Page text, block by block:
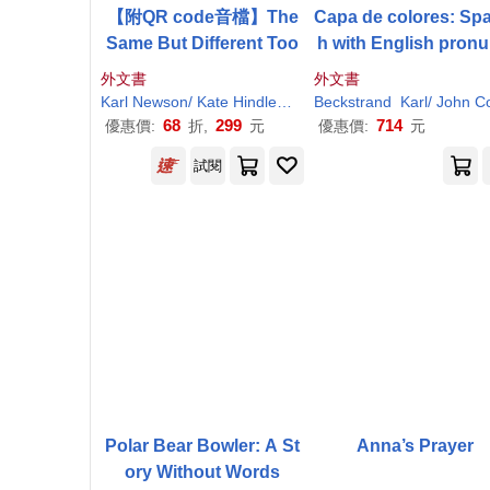
【附QR code音檔】The
Same But Different Too
外文書
Karl Newson/ Kate Hindley ( ILT)
優惠價: 68 折, 299 元
Capa de colores:
h with English
外文書
Beckstrand
Karl/ John
優惠價: 714 元
試閱
Polar Bear Bowler: A St
ory Without Words
Anna’s Prayer